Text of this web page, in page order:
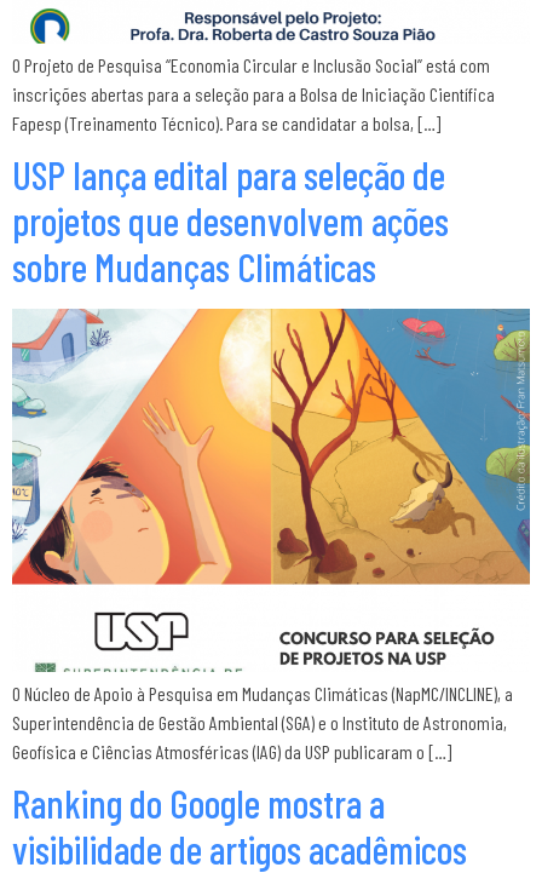
O Projeto de Pesquisa “Economia Circular e Inclusão Social” está com
inscrições abertas para a seleção para a Bolsa de Iniciação Científica
Fapesp (Treinamento Técnico). Para se candidatar a bolsa, […]
USP lança edital para seleção de
projetos que desenvolvem ações
sobre Mudanças Climáticas
O Núcleo de Apoio à Pesquisa em Mudanças Climáticas (NapMC/INCLINE), a
Superintendência de Gestão Ambiental (SGA) e o Instituto de Astronomia,
Geofísica e Ciências Atmosféricas (IAG) da USP publicaram o […]
Ranking do Google mostra a
visibilidade de artigos acadêmicos